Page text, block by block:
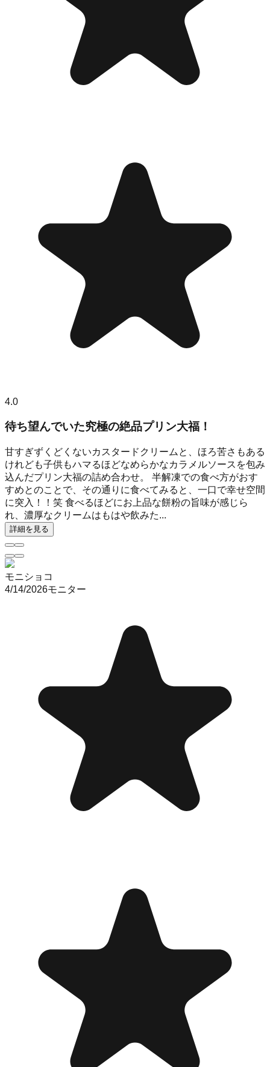
4.0
待ち望んでいた究極の絶品プリン大福！
甘すぎずくどくないカスタードクリームと、ほろ苦さもある
けれども子供もハマるほどなめらかなカラメルソースを包み
込んだプリン大福の詰め合わせ。 半解凍での食べ方がおす
すめとのことで、その通りに食べてみると、一口で幸せ空間
に突入！！笑 食べるほどにお上品な餅粉の旨味が感じら
れ、濃厚なクリームはもはや飲みた...
詳細を見る
モニショコ
4/14/2026モニター